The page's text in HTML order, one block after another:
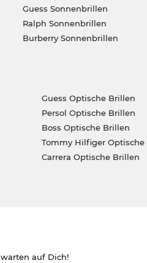
Guess Sonnenbrillen
Ralph Sonnenbrillen
Burberry Sonnenbrillen
Guess Optische Brillen
Persol Optische Brillen
Boss Optische Brillen
Tommy Hilfiger Optische
Carrera Optische Brillen
auf Dich!